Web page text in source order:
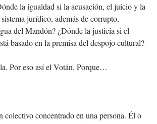
la igualdad si la acusación, el juicio y la
jurídico, además de corrupto,
del Mandón? ¿Dónde la justicia si el
basado en la premisa del despojo cultural?
Por eso así el Votán. Porque…
colectivo concentrado en una persona. Él o